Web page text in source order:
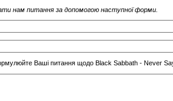
нам питання за допомогою наступної форми.
Ваші питання щодо Black Sabbath - Never